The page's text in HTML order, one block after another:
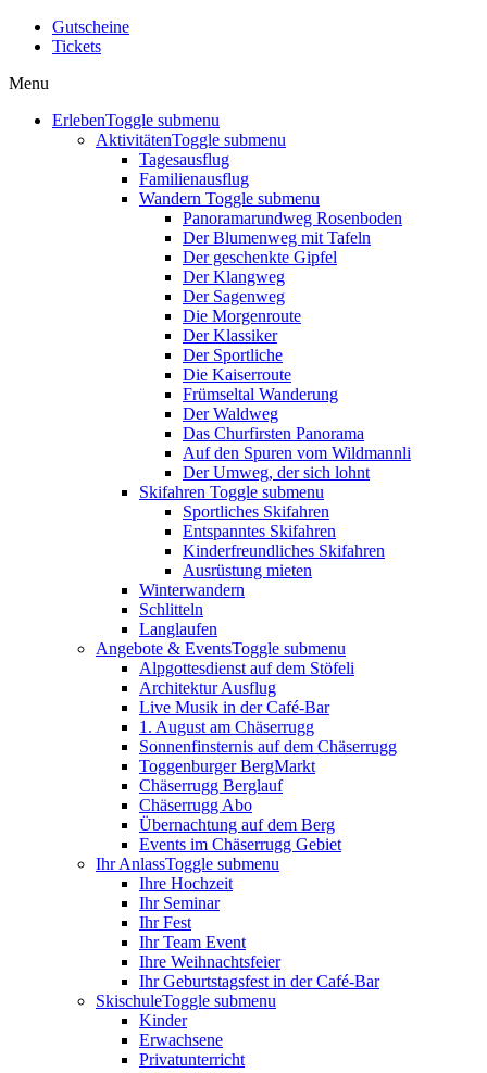
Gutscheine
Tickets
Menu
ErlebenToggle submenu
AktivitätenToggle submenu
Tagesausflug
Familienausflug
Wandern Toggle submenu
Panoramarundweg Rosenboden
Der Blumenweg mit Tafeln
Der geschenkte Gipfel
Der Klangweg
Der Sagenweg
Die Morgenroute
Der Klassiker
Der Sportliche
Die Kaiserroute
Frümseltal Wanderung
Der Waldweg
Das Churfirsten Panorama
Auf den Spuren vom Wildmannli
Der Umweg, der sich lohnt
Skifahren Toggle submenu
Sportliches Skifahren
Entspanntes Skifahren
Kinderfreundliches Skifahren
Ausrüstung mieten
Winterwandern
Schlitteln
Langlaufen
Angebote & EventsToggle submenu
Alpgottesdienst auf dem Stöfeli
Architektur Ausflug
Live Musik in der Café-Bar
1. August am Chäserrugg
Sonnenfinsternis auf dem Chäserrugg
Toggenburger BergMarkt
Chäserrugg Berglauf
Chäserrugg Abo
Übernachtung auf dem Berg
Events im Chäserrugg Gebiet
Ihr AnlassToggle submenu
Ihre Hochzeit
Ihr Seminar
Ihr Fest
Ihr Team Event
Ihre Weihnachtsfeier
Ihr Geburtstagsfest in der Café-Bar
SkischuleToggle submenu
Kinder
Erwachsene
Privatunterricht